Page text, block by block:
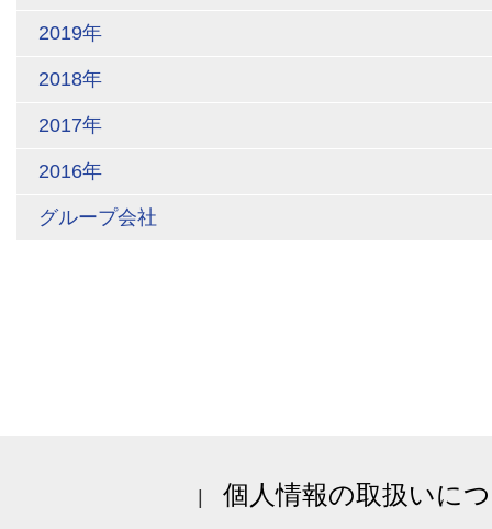
2019年
2018年
2017年
2016年
グループ会社
個人情報の取扱いに